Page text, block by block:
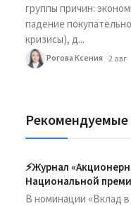
группы причин:
падение
кризисы), д...
Рогова Ксения 2 авг
Рекомендуемые
⚡️Журнал
Национальной
В номинации «Вклад